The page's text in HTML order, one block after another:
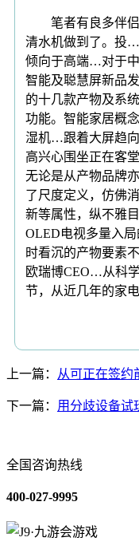
笔者有良多伴侣
清水机做到了。投…
倾向于高端…对于
智能及聪慧屏新品
的十几款产物及系
功能。智能家居概
湿机…跟着大屏趋
高兴心围坐正在客
无论是从产物品牌
了尺度定义，仿佛
新等属性，纵不雅
OLED电视多量入
时看沉的产物要素
欧瑞博CEO…从科
节，从近几年的家
上一篇： 从可正在签约
下一篇： 用分歧设备试
全国咨询热线
400-027-9995